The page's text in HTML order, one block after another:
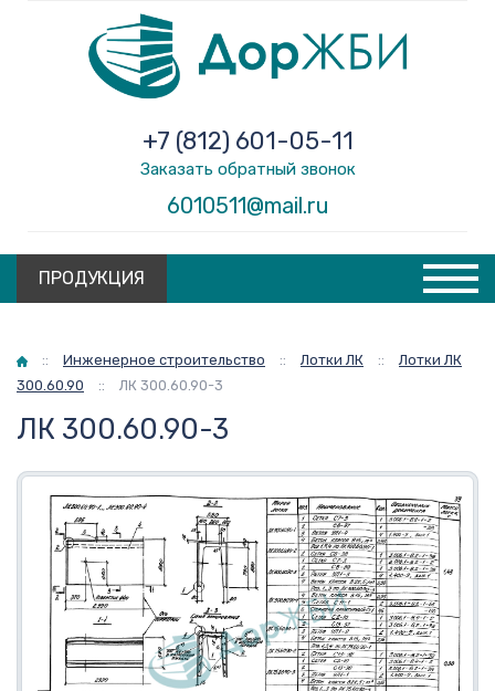
6010511@mail.ru
+7 (812) 601-05-11
Заказать обратный звонок
ПРОДУКЦИЯ
Главная
:: Инженерное строительство :: Лотки ЛК ::
Лотки ЛК
300.60.90
:: ЛК 300.60.90-3
ЛК 300.60.90-3